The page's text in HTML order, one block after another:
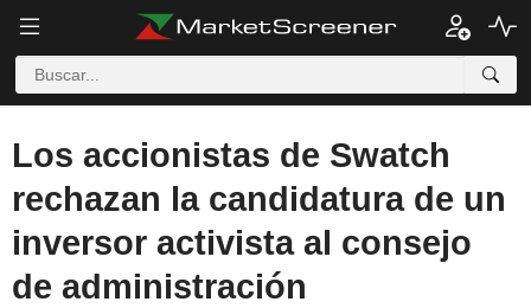
Los accionistas de Swatch
rechazan la candidatura de un
inversor activista al consejo
de administración